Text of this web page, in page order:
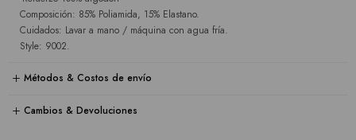
Composición: 85% Poliamida, 15% Elastano.
Cuidados: Lavar a mano / máquina con agua fría.
Style: 9002.
Métodos & Costos de envío
Cambios & Devoluciones